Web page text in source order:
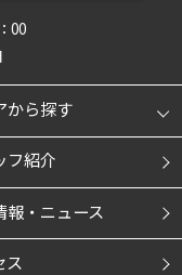
00
から探す
フ紹介
報・ニュース
ス